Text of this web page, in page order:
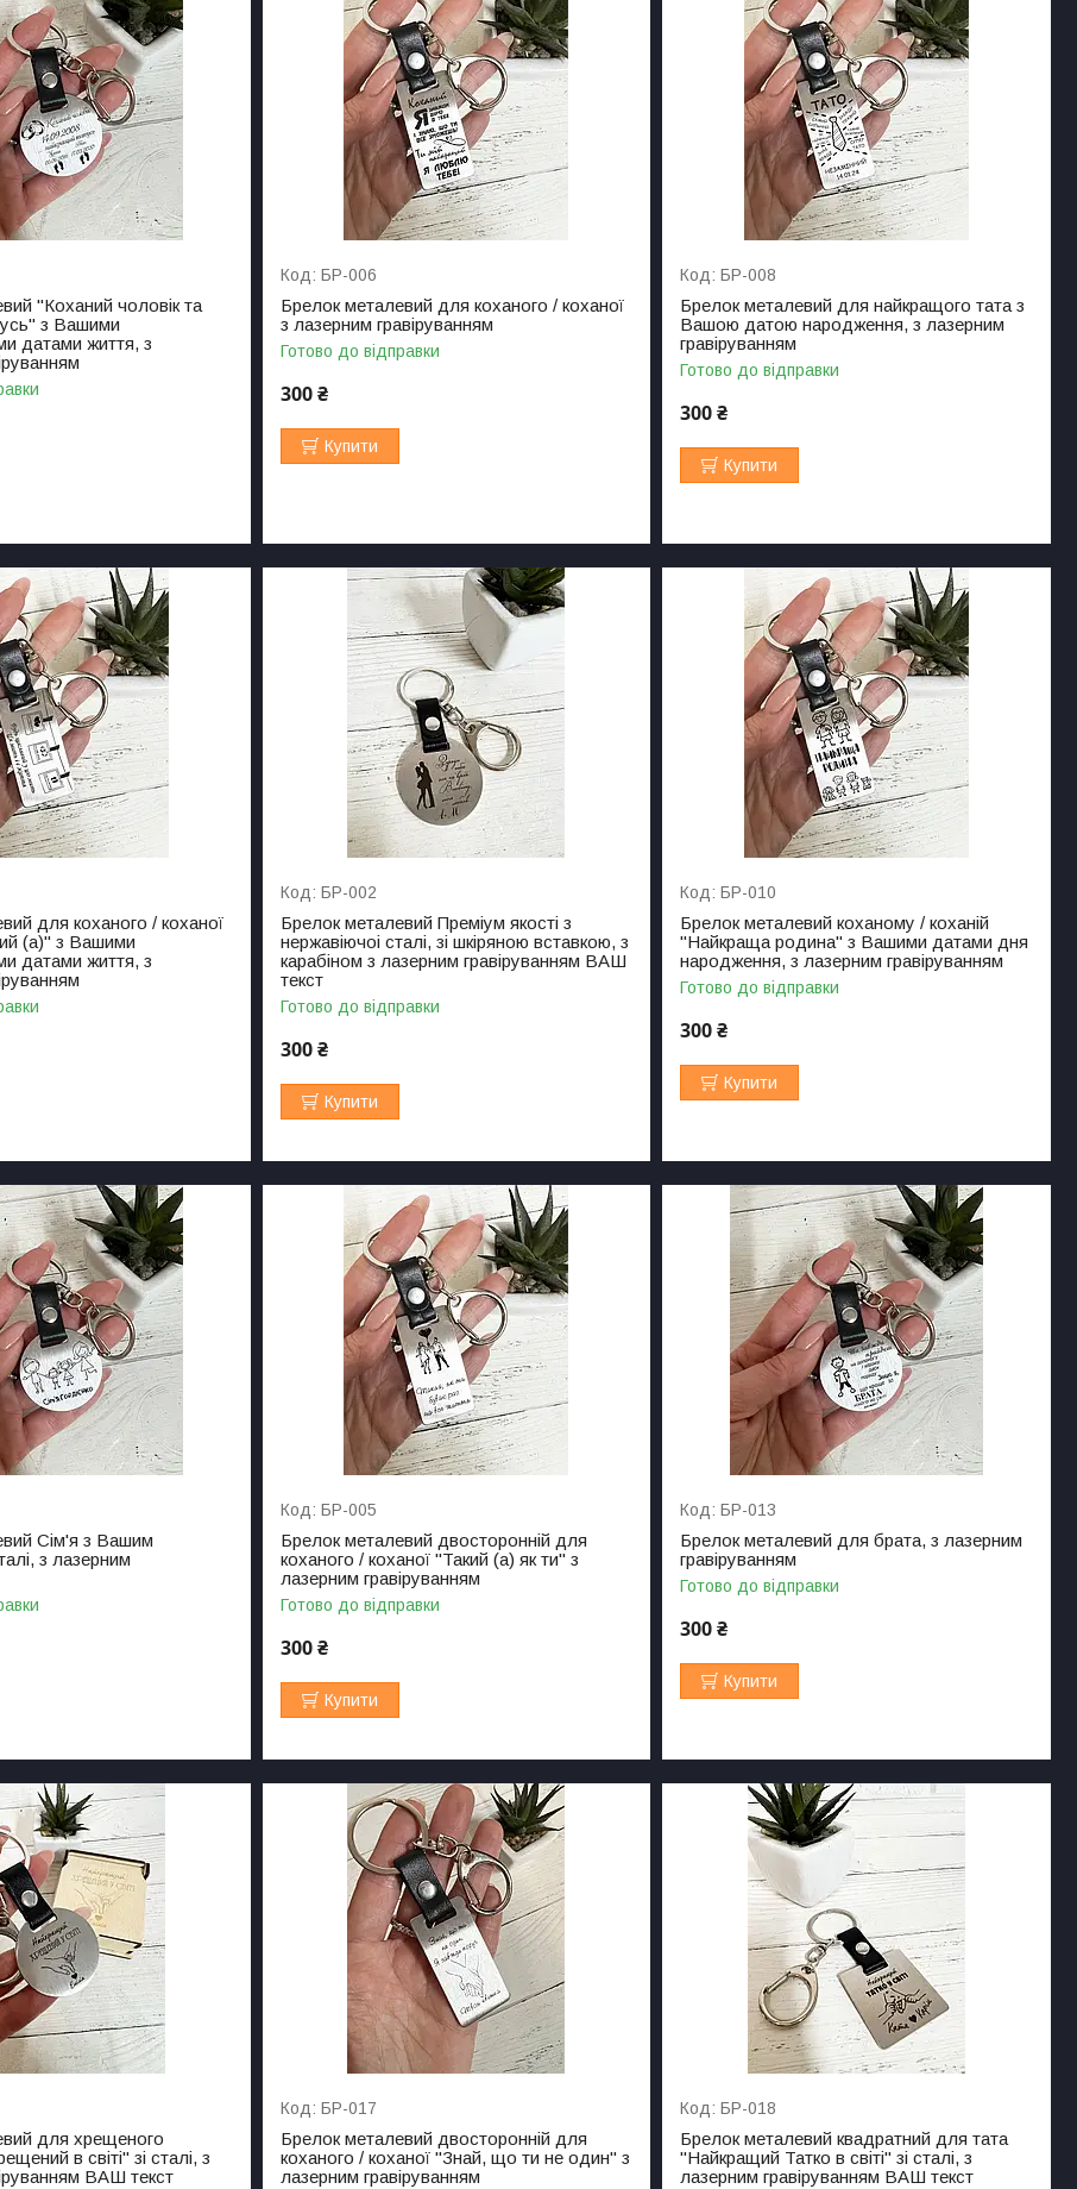
"Коханий чоловік та
з Вашими
датами життя, з
БР-006
Брелок металевий для коханого / коханої
з лазерним гравіруванням
Готово до відправки
300 ₴
Купити
БР-008
Брелок металевий для найкращого тата з
Вашою датою народження, з лазерним
гравіруванням
Готово до відправки
300 ₴
Купити
для коханого / коханої
(а)" з Вашими
датами життя, з
БР-002
Брелок металевий Преміум якості з
нержавіючоі сталі, зі шкіряною вставкою, з
карабіном з лазерним гравіруванням ВАШ
текст
Готово до відправки
300 ₴
Купити
БР-010
Брелок металевий коханому / коханій
"Найкраща родина" з Вашими датами дня
народження, з лазерним гравіруванням
Готово до відправки
300 ₴
Купити
Сім'я з Вашим
з лазерним
БР-005
Брелок металевий двосторонній для
коханого / коханої "Такий (а) як ти" з
лазерним гравіруванням
Готово до відправки
300 ₴
Купити
БР-013
Брелок металевий для брата, з лазерним
гравіруванням
Готово до відправки
300 ₴
Купити
для хрещеного
в світі" зі сталі, з
ВАШ текст
БР-017
Брелок металевий двосторонній для
коханого / коханої "Знай, що ти не один" з
лазерним гравіруванням
БР-018
Брелок металевий квадратний для тата
"Найкращий Татко в світі" зі сталі, з
лазерним гравіруванням ВАШ текст